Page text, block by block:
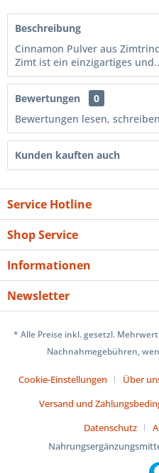
Beschreibung
Cinnamon Pulver aus
Zimt ist ein einzigartiges
Bewertungen
0
Bewertungen lesen,
Kunden kauften auch
Service Hotline
Shop Service
Informationen
Newsletter
* Alle Preise inkl. gesetzl.
Nachnahmegebühren,
Cookie-Einstellungen Über
Versand und
Datenschutz